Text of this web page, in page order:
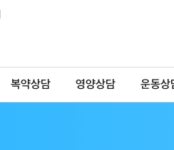
복약상담 영양상담 운동상